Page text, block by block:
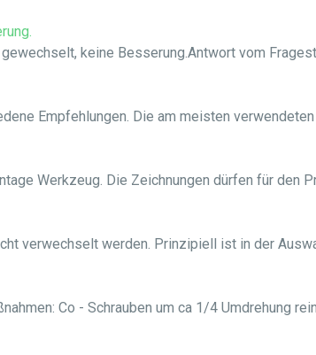
keine Besserung.Antwort vom
Empfehlungen. Die am meisten
Werkzeug. Die Zeichnungen dürfen für den
verwechselt werden. Prinzipiell ist in der
Co - Schrauben um ca 1/4 Umdrehung